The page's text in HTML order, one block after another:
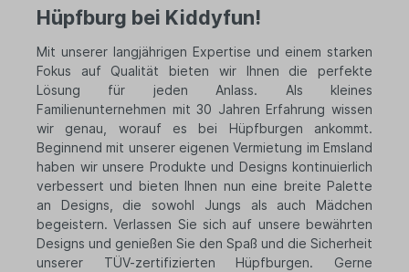
Hüpfburg bei Kiddyfun!
Mit unserer langjährigen Expertise und einem starken
Fokus auf Qualität bieten wir Ihnen die perfekte
Lösung für jeden Anlass. Als kleines
Familienunternehmen mit 30 Jahren Erfahrung wissen
wir genau, worauf es bei Hüpfburgen ankommt.
Beginnend mit unserer eigenen Vermietung im Emsland
haben wir unsere Produkte und Designs kontinuierlich
verbessert und bieten Ihnen nun eine breite Palette
an Designs, die sowohl Jungs als auch Mädchen
begeistern. Verlassen Sie sich auf unsere bewährten
Designs und genießen Sie den Spaß und die Sicherheit
unserer TÜV-zertifizierten Hüpfburgen. Gerne